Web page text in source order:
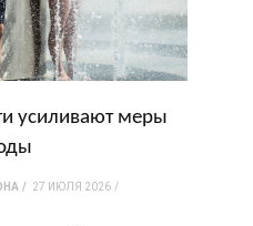
усиливают меры
27 ИЮЛЯ 2026